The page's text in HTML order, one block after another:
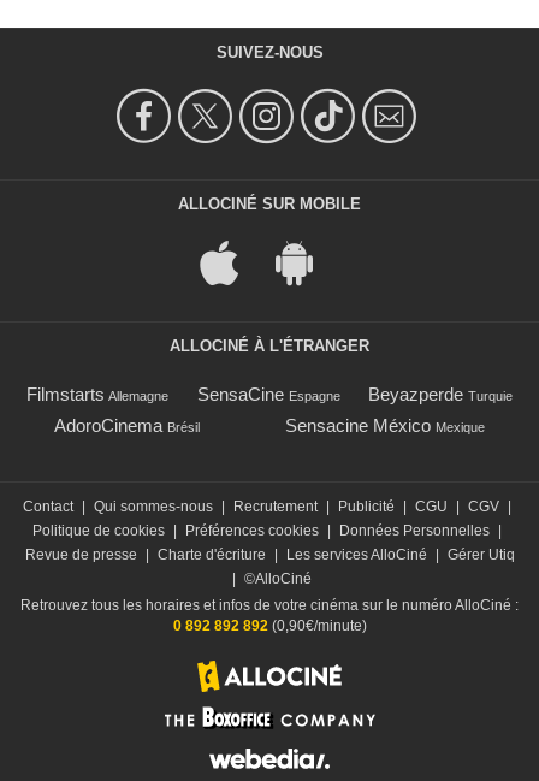
SUIVEZ-NOUS
ALLOCINÉ SUR MOBILE
ALLOCINÉ À L'ÉTRANGER
Filmstarts Allemagne SensaCine Espagne Beyazperde Turquie
AdoroCinema Brésil Sensacine México Mexique
Contact Qui sommes-nous Recrutement Publicité CGU CGV
Politique de cookies
Préférences cookies Données Personnelles
Revue de presse
Charte d'écriture Les services AlloCiné
Gérer Utiq
©AlloCiné
Retrouvez tous les horaires et infos de votre cinéma sur le numéro AlloCiné :
0 892 892 892(0,90€/minute)